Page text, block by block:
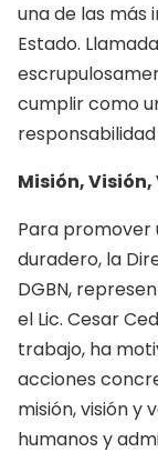
una de las
Estado.
cumplir como
Misión,
Para promover
duradero, la
DGBN,
el Lic. Cesar
trabajo, ha
acciones
misión, visión y
humanos y